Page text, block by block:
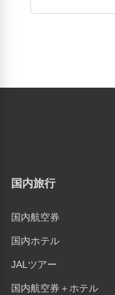
国内旅行
国内航空券
国内ホテル
JALツアー
国内航空券＋ホテル